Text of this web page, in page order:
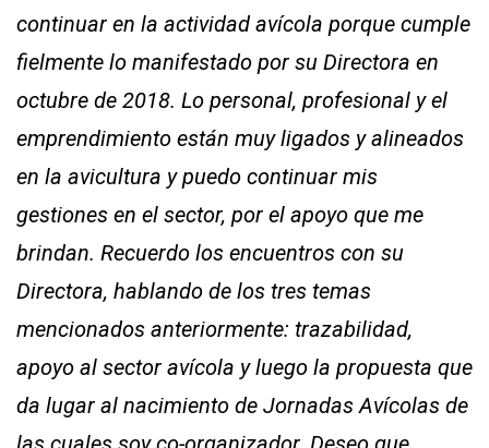
continuar en la actividad avícola porque cumple
fielmente lo manifestado por su Directora en
octubre de 2018. Lo personal, profesional y el
emprendimiento están muy ligados y alineados
en la avicultura y puedo continuar mis
gestiones en el sector, por el apoyo que me
brindan. Recuerdo los encuentros con su
Directora, hablando de los tres temas
mencionados anteriormente: trazabilidad,
apoyo al sector avícola y luego la propuesta que
da lugar al nacimiento de Jornadas Avícolas de